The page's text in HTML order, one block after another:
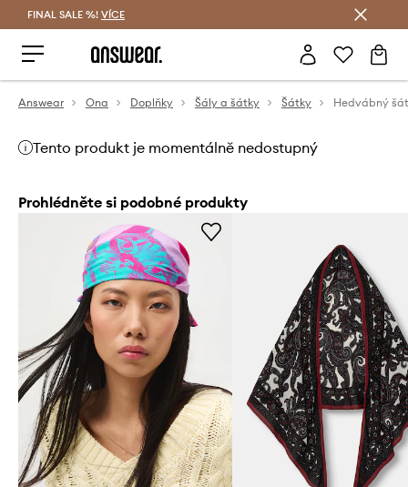
FINAL SALE %! VÍCE
Answear Ona Doplňky Šály a šátky Šátky Hedvábný
Tento produkt je momentálně nedostupný
Prohlédněte si podobné produkty